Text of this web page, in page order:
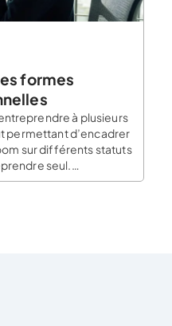
formes
à plusieurs
permettant d’encadrer
sur différents statuts
seul.
entreprise